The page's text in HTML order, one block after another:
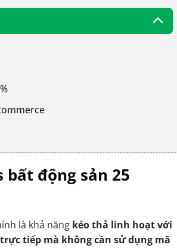
bất động sản 25
là khả năng kéo thả linh hoạt với
tiếp mà không cần sử dụng mã